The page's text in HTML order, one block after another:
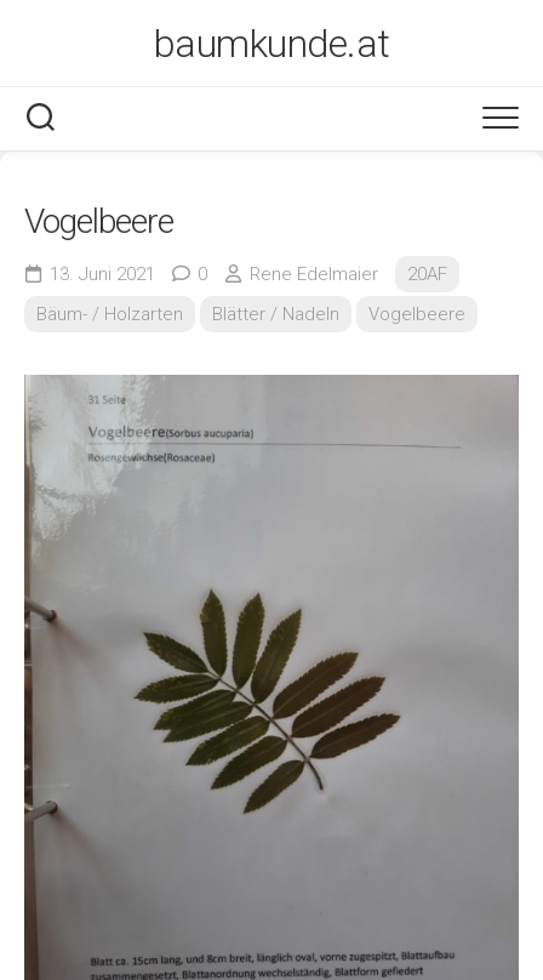
baumkunde.at
Vogelbeere
13. Juni 2021 0 Rene Edelmaier
20AF
Bäum- / Holzarten
Blätter / Nadeln Vogelbeere